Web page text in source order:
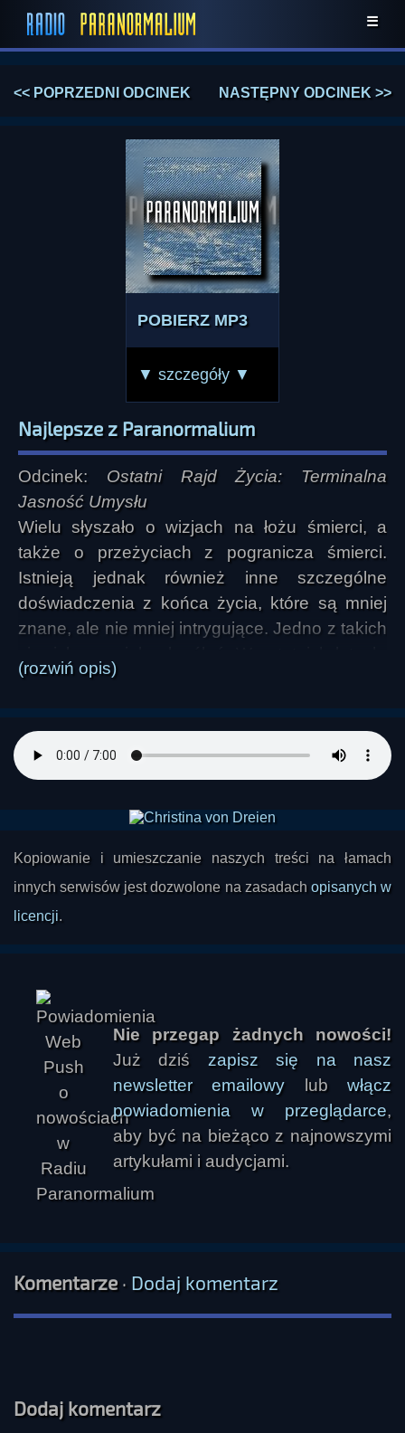
☰
<< POPRZEDNI ODCINEK NASTĘPNY ODCINEK >>
POBIERZ MP3
▼ szczegóły ▼
Najlepsze z Paranormalium
Odcinek: Ostatni Rajd Życia: Terminalna
Jasność Umysłu
Wielu słyszało o wizjach na łożu śmierci, a
także o przeżyciach z pogranicza śmierci.
Istnieją jednak również inne szczególne
doświadczenia z końca życia, które są mniej
znane, ale nie mniej intrygujące. Jedno z takich
za sprawą niemieckiego badacza i biologa
lucidity" (TL) - terminalna jasność umysłu.
Polega ono na tym, że osoba znajdująca się w
stanie terminalnym nagle ożywa i odzyskuje
swoje dawne zdolności kognitywne, angażuje
później umrzeć. Dlaczego tak się dzieje i jaki
mechanizm tu zachodzi?
(rozwiń opis)
Kopiowanie i umieszczanie naszych treści na łamach
innych serwisów jest dozwolone na zasadach opisanych w
licencji.
Nie przegap żadnych nowości!
Już dziś zapisz się na nasz
newsletter emailowy lubwłącz
powiadomienia w przeglądarce,
aby być na bieżąco z najnowszymi
artykułami i audycjami.
Komentarze· Dodaj komentarz
Dodaj komentarz